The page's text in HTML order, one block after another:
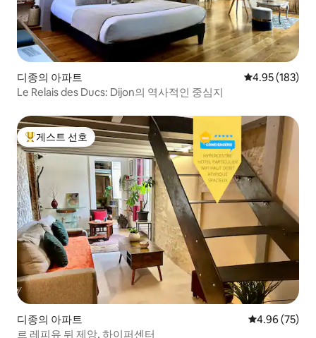
디종의 아파트 평점 4.95점(5
4.95 (183)
Le Relais des Ducs: Dijon의 역사적인 중심지
상위 게스트 선호
게스트 선호
디종의 아파트 평점 4.96점(5
4.96 (75)
르 레피유 뒤 제앙, 하이퍼센터